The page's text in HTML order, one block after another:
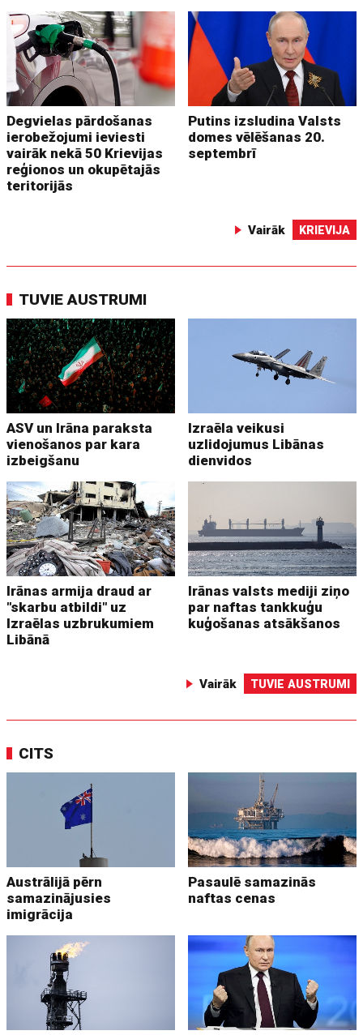
Degvielas pārdošanas
ierobežojumi ieviesti
vairāk nekā 50 Krievijas
reģionos un okupētajās
teritorijās
Putins izsludina Valsts
domes vēlēšanas 20.
septembrī
Vairāk KRIEVIJA
TUVIE AUSTRUMI
ASV un Irāna paraksta
vienošanos par kara
izbeigšanu
Izraēla veikusi
uzlidojumus Libānas
dienvidos
Irānas armija draud ar
"skarbu atbildi" uz
Izraēlas uzbrukumiem
Libānā
Irānas valsts mediji ziņo
par naftas tankkuģu
kuģošanas atsākšanos
Vairāk TUVIE AUSTRUMI
CITS
Austrālijā pērn
samazinājusies
imigrācija
Pasaulē samazinās
naftas cenas